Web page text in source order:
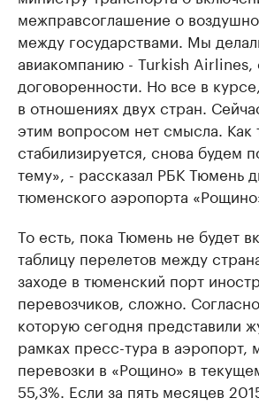
межправсоглашение о
между государствами. Мы
авиакомпанию - Turkish Airlines,
договоренности. Но все в
в отношениях двух стран.
этим вопросом нет смысла. Как
стабилизируется, снова будем
тему», - рассказал РБК Тюмень
тюменского аэропорта
То есть, пока Тюмень не будет
таблицу перелетов между
заходе в тюменский порт
перевозчиков, сложно. Согласно
которую сегодня представили
рамках пресс-тура в аэропорт,
перевозки в «Рощино» в
55,3%. Если за пять месяцев